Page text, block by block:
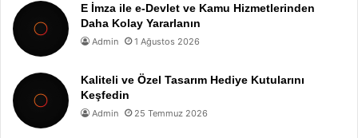
E İmza ile e-Devlet ve Kamu Hizmetlerinden
Daha Kolay Yararlanın
Admin 1 Ağustos 2026
Kaliteli ve Özel Tasarım Hediye Kutularını
Keşfedin
Admin 25 Temmuz 2026